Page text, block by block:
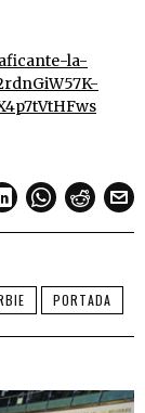
la-
PORTADA